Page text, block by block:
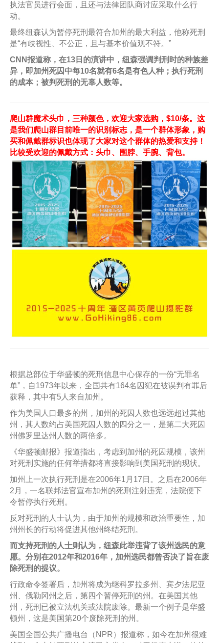
执法官员进行会面，且还与法律团队商讨应采取什么行
动。
最终纽森认为暂停死刑最符合加州的最大利益，他称死刑
是“有歧视性、不公正，且与基本价值观不符。”
CNN报道称，在13日的演讲中，纽森强调判刑时的种族差
异，即加州死囚中每10名就有6名是有色人种；执行死刑
的成本；被判死刑的无辜人数等。
爬山群魔术头巾，三种颜色，欢迎大家选购，$10/条。这
是我们爬山群目前唯一的识别标志，是一个群体形象，购
买和佩戴群标识也体现了大家对这个群体的热爱和支持！
比较受欢迎的佩戴方式：头巾、围脖、手腕、背包。
根据总部位于华盛顿的死刑信息中心保存的一份“无罪名
单”，自1973年以来，全国共有164名囚犯在被误判有罪后
获释，其中有5人来自加州。
作为美国人口最多的州，加州的死囚人数也远远超过其他
州，其人数约占美国死囚人数的四分之一，是第二大死囚
州佛罗里达州人数的两倍多。
《华盛顿邮报》报道指出，考虑到加州的死囚规模，该州
对死刑实施的任何举措都将直接影响到美国死刑的现状。
加州上一次执行死刑是在2006年1月17日。之后在2006年
2月，一名联邦法官宣布加州的死刑注射违宪，法院便下
令暂停执行死刑。
反对死刑的人士认为，由于加州的规模和政治重要性，加
州州长的行动将促进其他州终结死刑。
而支持死刑的人士则认为，纽森此举违背了该州选民的意
愿。分别在2012年和2016年，加州选民都曾否决了旨在废
除死刑的提议。
行政命令签署后，加州将成为继科罗拉多州、宾夕法尼亚
州、俄勒冈州之后，第四个暂停死刑的州。在美国其他
州，死刑已被立法机关或法院废除。最新一个例子是华盛
顿州，这是美国第20个废除死刑的州。
美国全国公共广播电台（NPR）报道称，如今在加州很难